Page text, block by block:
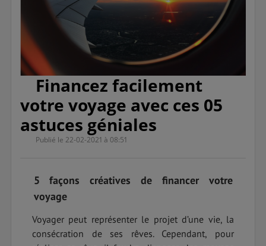
Financez facilement
votre voyage avec ces 05
astuces géniales
Publié le 22-02-2021 à 08:51
5 façons créatives de financer votre
voyage
Voyager peut représenter le projet d’une vie, la
consécration de ses rêves. Cependant, pour